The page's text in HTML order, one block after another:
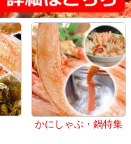
かにしゃぶ・鍋特集